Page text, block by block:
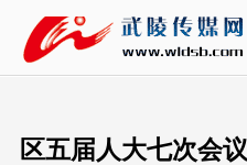
区五届人大七次会